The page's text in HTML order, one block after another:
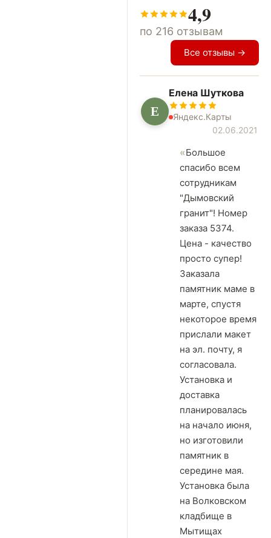
4,9
по 216 отзывам
Все отзывы →
Е
Елена Шуткова
Яндекс.Карты
02.06.2021
Большое
спасибо всем
сотрудникам
"Дымовский
гранит"! Номер
заказа 5374.
Цена - качество
просто супер!
Заказала
памятник маме в
марте, спустя
некоторое время
прислали макет
на эл. почту, я
согласовала.
Установка и
доставка
планировалась
на начало июня,
но изготовили
памятник в
середине мая.
Установка была
на Волковском
кладбище в
Мытищах